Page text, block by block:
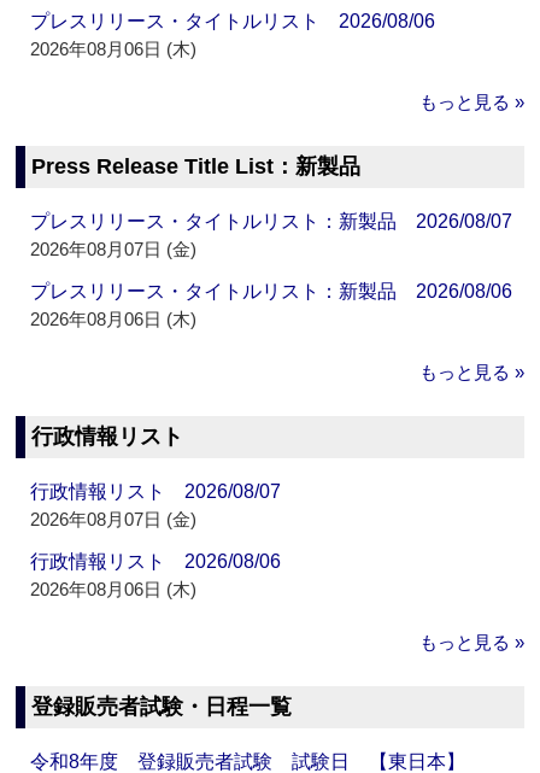
プレスリリース・タイトルリスト 2026/08/06
2026年08月06日 (木)
もっと見る »
Press Release Title List：新製品
プレスリリース・タイトルリスト：新製品 2026/08/07
2026年08月07日 (金)
プレスリリース・タイトルリスト：新製品 2026/08/06
2026年08月06日 (木)
もっと見る »
行政情報リスト
行政情報リスト 2026/08/07
2026年08月07日 (金)
行政情報リスト 2026/08/06
2026年08月06日 (木)
もっと見る »
登録販売者試験・日程一覧
令和8年度 登録販売者試験 試験日 【東日本】